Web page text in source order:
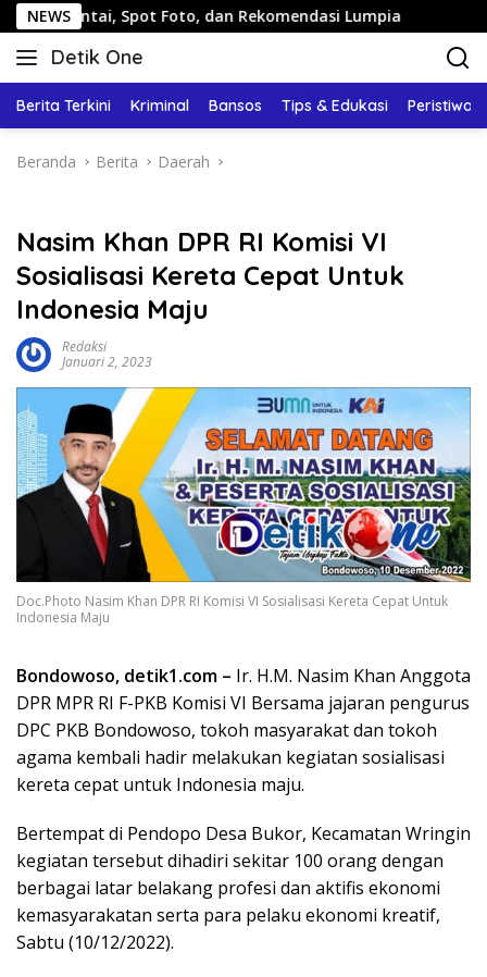
Langsung
ke
konten
NEWS
Foto, dan Rekomendasi Lumpia Panduan
Detik One
Tajam
Fakta
Berita Terkini Kriminal Bansos Tips & Edukasi Peristiwa
Beranda Berita Daerah
Nasim Khan DPR RI Komisi VI
Sosialisasi Kereta Cepat Untuk
Indonesia Maju
Redaksi
Januari 2, 2023
Doc.Photo Nasim Khan DPR RI Komisi VI Sosialisasi Kereta Cepat Untuk
Indonesia Maju
Bondowoso, detik1.com – Ir. H.M. Nasim Khan Anggota
DPR MPR RI F-PKB Komisi VI Bersama jajaran pengurus
DPC PKB Bondowoso, tokoh masyarakat dan tokoh
agama kembali hadir melakukan kegiatan sosialisasi
kereta cepat untuk Indonesia maju.
Bertempat di Pendopo Desa Bukor, Kecamatan Wringin
kegiatan tersebut dihadiri sekitar 100 orang dengan
berbagai latar belakang profesi dan aktifis ekonomi
kemasyarakatan serta para pelaku ekonomi kreatif,
Sabtu (10/12/2022).